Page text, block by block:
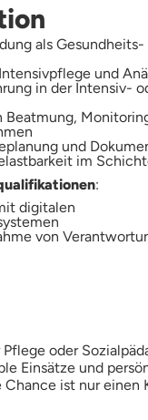
als Gesundheits-
und
in der Intensiv-
Beatmung,
und
im
:
digitalen
von
oder
Einsätze und
ist nur einen